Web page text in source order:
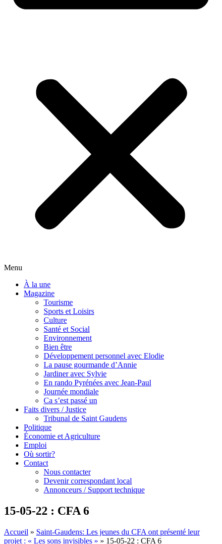
Menu
À la une
Magazine
Tourisme
Sports et Loisirs
Culture
Santé et Social
Environnement
Bien être
Développement personnel avec Elodie
La pause gourmande d’Annie
Jardiner avec Sylvie
En rando Pyrénées avec Jean-Paul
Journée mondiale
Ca s’est passé un
Faits divers / Justice
Tribunal de Saint Gaudens
Politique
Économie et Agriculture
Emploi
Où sortir?
Contact
Nous contacter
Devenir correspondant local
Annonceurs / Support technique
15-05-22 : CFA 6
Accueil » Saint-Gaudens: Les jeunes du CFA ont présenté leur
projet : « Les sons invisibles » » 15-05-22 : CFA 6